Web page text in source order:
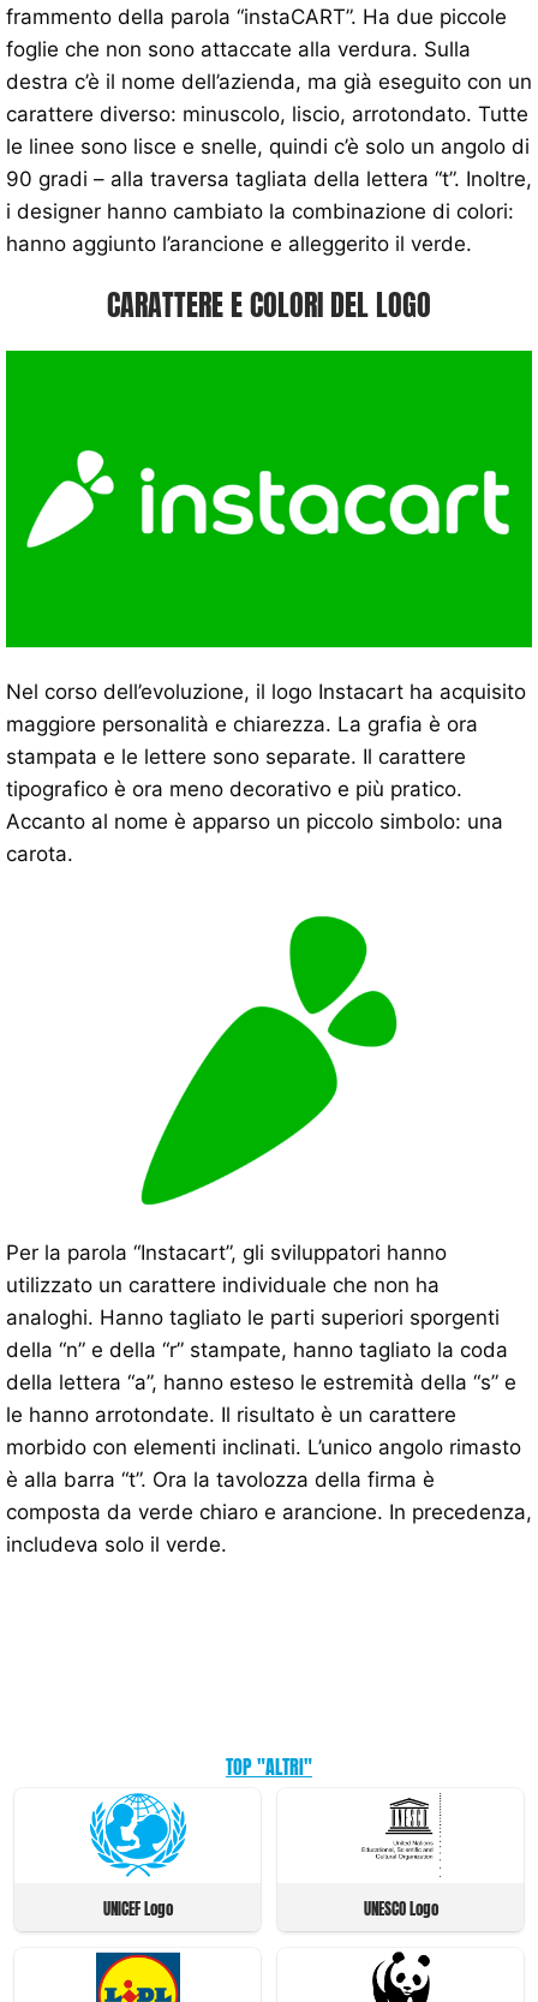
frammento della parola “instaCART”. Ha due piccole
foglie che non sono attaccate alla verdura. Sulla
destra c’è il nome dell’azienda, ma già eseguito con un
carattere diverso: minuscolo, liscio, arrotondato. Tutte
le linee sono lisce e snelle, quindi c’è solo un angolo di
90 gradi – alla traversa tagliata della lettera “t”. Inoltre,
i designer hanno cambiato la combinazione di colori:
hanno aggiunto l’arancione e alleggerito il verde.
CARATTERE E COLORI DEL LOGO
Nel corso dell’evoluzione, il logo Instacart ha acquisito
maggiore personalità e chiarezza. La grafia è ora
stampata e le lettere sono separate. Il carattere
tipografico è ora meno decorativo e più pratico.
Accanto al nome è apparso un piccolo simbolo: una
carota.
Per la parola “Instacart”, gli sviluppatori hanno
utilizzato un carattere individuale che non ha
analoghi. Hanno tagliato le parti superiori sporgenti
della “n” e della “r” stampate, hanno tagliato la coda
della lettera “a”, hanno esteso le estremità della “s” e
le hanno arrotondate. Il risultato è un carattere
morbido con elementi inclinati. L’unico angolo rimasto
è alla barra “t”. Ora la tavolozza della firma è
composta da verde chiaro e arancione. In precedenza,
includeva solo il verde.
TOP "ALTRI"
UNICEF Logo UNESCO Logo